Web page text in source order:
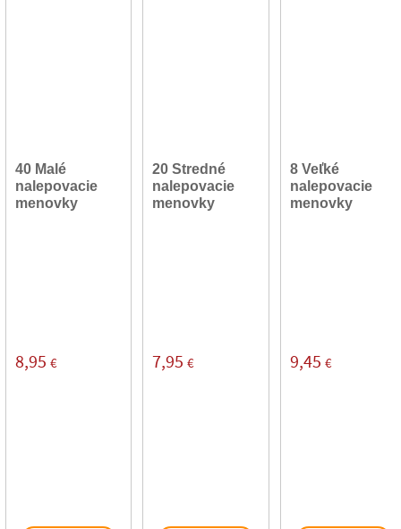
40 Malé
nalepovacie
menovky
8,95 €
20 Stredné
nalepovacie
menovky
7,95 €
8 Veľké
nalepovacie
menovky
9,45 €